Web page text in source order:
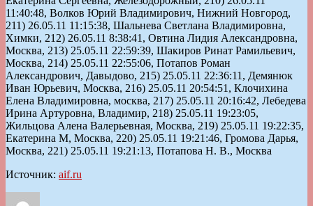
Источник: aif.ru